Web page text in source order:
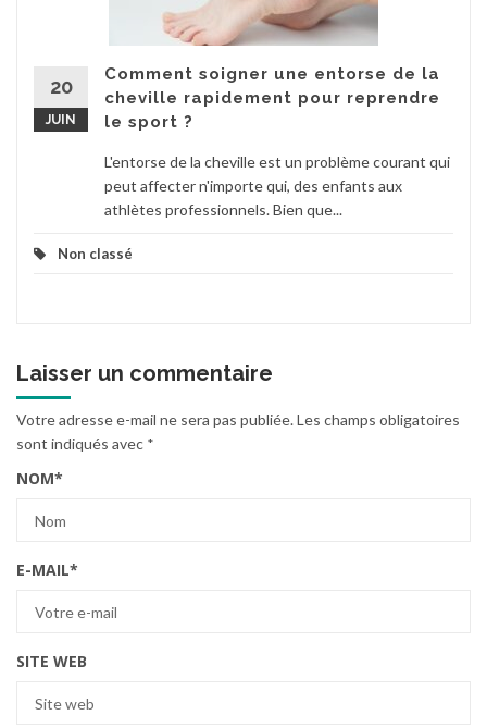
20
JUIN
Comment soigner une entorse de la
cheville rapidement pour reprendre
le sport ?
L'entorse de la cheville est un problème courant qui
peut affecter n'importe qui, des enfants aux
athlètes professionnels. Bien que...
Non classé
Laisser un commentaire
Votre adresse e-mail ne sera pas publiée.Les champs obligatoires
sont indiqués avec *
NOM*
E-MAIL*
SITE WEB